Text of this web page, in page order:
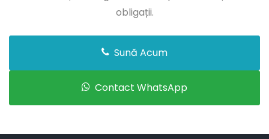
obligații.
Sună Acum
Contact WhatsApp